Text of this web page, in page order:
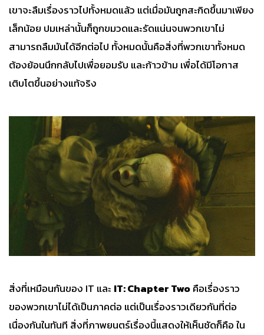
เขาจะลืมเรื่องราวไปทั้งหมดแล้ว แต่เมื่อมันถูกสะกิดขึ้นมาเพียง
เล็กน้อย ปมเหล่านั้นก็ถูกขมวดและรัดแน่นจนพวกเขาไม่
สามารถลืมมันได้อีกต่อไป ทั้งหมดนั้นคือสิ่งที่พวกเขาทั้งหมด
ต้องย้อนนึกกลับไปเพื่อยอมรับ และก้าวข้าม เพื่อได้มีโอกาส
เติบโตขึ้นอย่างแท้จริง
สิ่งที่เหมือนกันของ IT และ IT: Chapter Twoคือเรื่องราว
ของพวกเขาไม่ได้เป็นภาคต่อ แต่เป็นเรื่องราวเดียวกันที่ต่อ
เนื่องกันในทันที สิ่งที่ภาพยนตร์เรื่องนี้แสดงให้เห็นชัดก็คือ ใน